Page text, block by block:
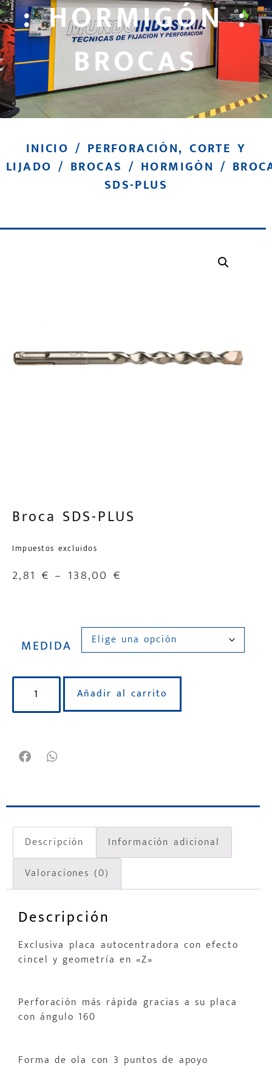
: HORMIGÓN :
BROCAS
INICIO / PERFORACIÓN, CORTE Y
LIJADO / BROCAS / HORMIGÓN /
SDS-PLUS
Broca SDS-PLUS
Impuestos excluidos
2,81 € – 138,00€
MEDIDA
Añadir al carrito
Descripción
Información adicional
Valoraciones (0)
Descripción
Exclusiva placa autocentradora con efecto
cincel y geometría en «Z»
Perforación más rápida gracias a su placa
con ángulo 160º
Forma de ola con 3 puntos de apoyo